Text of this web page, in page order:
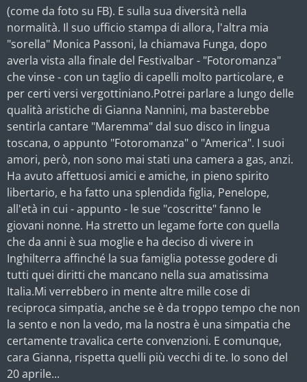
(come da foto su FB). E sulla sua diversità nella
normalità. Il suo ufficio stampa di allora, l'altra mia
"sorella" Monica Passoni, la chiamava Funga, dopo
averla vista alla finale del Festivalbar - "Fotoromanza"
che vinse - con un taglio di capelli molto particolare, e
per certi versi vergottiniano.Potrei parlare a lungo delle
qualità aristiche di Gianna Nannini, ma basterebbe
sentirla cantare "Maremma" dal suo disco in lingua
toscana, o appunto "Fotoromanza" o "America". I suoi
amori, però, non sono mai stati una camera a gas, anzi.
Ha avuto affettuosi amici e amiche, in pieno spirito
libertario, e ha fatto una splendida figlia, Penelope,
all'età in cui - appunto - le sue "coscritte" fanno le
giovani nonne. Ha stretto un legame forte con quella
che da anni è sua moglie e ha deciso di vivere in
Inghilterra affinché la sua famiglia potesse godere di
tutti quei diritti che mancano nella sua amatissima
Italia.Mi verrebbero in mente altre mille cose di
reciproca simpatia, anche se è da troppo tempo che non
la sento e non la vedo, ma la nostra è una simpatia che
certamente travalica certe convenzioni. E comunque,
cara Gianna, rispetta quelli più vecchi di te. Io sono del
20 aprile...